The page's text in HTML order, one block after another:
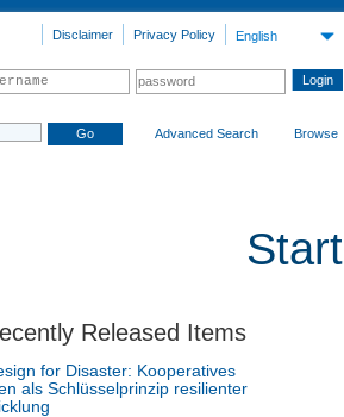
English
Privacy Policy
Disclaimer
Advanced Search Browse
Start
Released Items
for Disaster: Kooperatives
als Schlüsselprinzip resilienter